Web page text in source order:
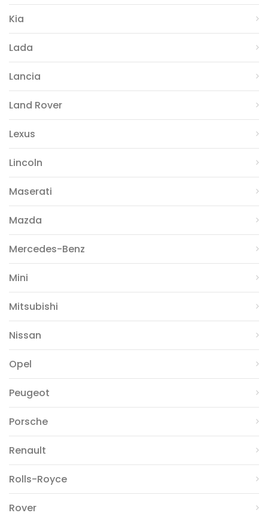
Kia
Lada
Lancia
Land Rover
Lexus
Lincoln
Maserati
Mazda
Mercedes-Benz
Mini
Mitsubishi
Nissan
Opel
Peugeot
Porsche
Renault
Rolls-Royce
Rover